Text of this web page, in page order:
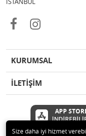
KURUMSAL
İLETİŞİM
APP
Size daha iyi hizmet